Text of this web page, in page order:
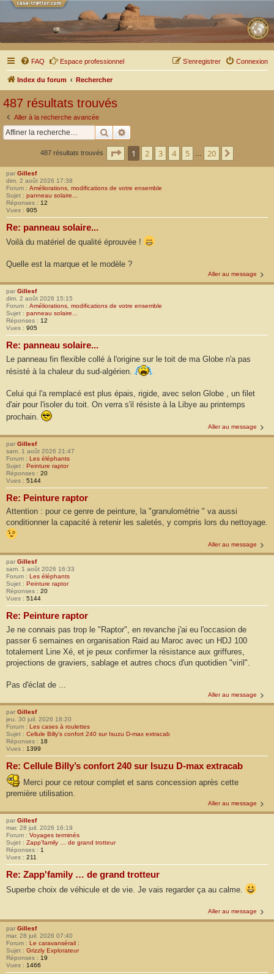
FAQ Espace professionnel Connexion
S’enregistrer
Index du forum Rechercher
487 résultats trouvés
Aller à la recherche avancée
Rechercher
487 résultats trouvés Page sur20
1 2 3 4 5 20
par Gillesf
dim. 2 août 2026 17:38
Forum : Améliorations, modifications de votre ensemble
Sujet : panneau solaire...
Réponses : 12
Vues : 905
Re: panneau solaire...
Voilà du matériel de qualité éprouvée !
Quelle est la marque et le modèle ?
Aller au message
par Gillesf
dim. 2 août 2026 15:15
Forum : Améliorations, modifications de votre ensemble
Sujet : panneau solaire...
Réponses : 12
Vues : 905
Re: panneau solaire...
Le panneau fin flexible collé à l'origine sur le toit de ma Globe n'a pas
résisté à la chaleur du sud-algérien.
Celui qui l'a remplacé est plus épais, rigide, avec selon Globe , un filet
d'air pour l'isoler du toit. On verra s'il résiste à la Libye au printemps
prochain.
Aller au message
par Gillesf
sam. 1 août 2026 21:47
Forum : Les éléphants
Sujet : Peinture raptor
Réponses : 20
Vues : 5144
Re: Peinture raptor
Attention : pour ce genre de peinture, la "granulométrie " va aussi
conditionner la capacité à retenir les saletés, y compris lors du nettoyage.
Aller au message
par Gillesf
sam. 1 août 2026 16:33
Forum : Les éléphants
Sujet : Peinture raptor
Réponses : 20
Vues : 5144
Re: Peinture raptor
Je ne connais pas trop le "Raptor", en revanche j'ai eu l'occasion de
passer 6 semaines en organisation Raid au Maroc avec un HDJ 100
totalement Line Xé, et je peux confirmer la résistance aux griffures,
projections de graviers, sablage et autres chocs d'un quotidien "viril".
Pas d'éclat de ...
Aller au message
par Gillesf
jeu. 30 juil. 2026 18:20
Forum : Les cases à roulettes
Sujet : Cellule Billy’s confort 240 sur Isuzu D-max extracab
Réponses : 18
Vues : 1399
Re: Cellule Billy’s confort 240 sur Isuzu D-max extracab
Merci pour ce retour complet et sans concession après cette
première utilisation.
Aller au message
par Gillesf
mar. 28 juil. 2026 16:19
Forum : Voyages terminés
Sujet : Zapp'family … de grand trotteur
Réponses : 1
Vues : 211
Re: Zapp'family … de grand trotteur
Superbe choix de véhicule et de vie. Je vais regarder ça au calme.
Aller au message
par Gillesf
mar. 28 juil. 2026 07:40
Forum : Le caravansérail :
Sujet : Grizzly Explorateur
Réponses : 19
Vues : 1466